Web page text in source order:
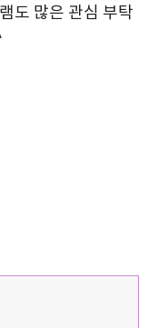
도 많은 관심 부탁